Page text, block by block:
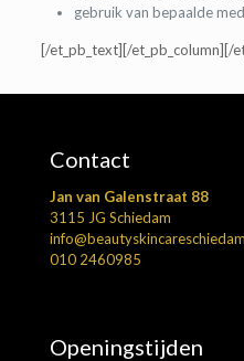
gebruik van bepaalde
[/et_pb_text][/et_pb_column][/
Contact
Jan van Galenstraat 88
3115 JG Schiedam
010 2460985
Openingstijden